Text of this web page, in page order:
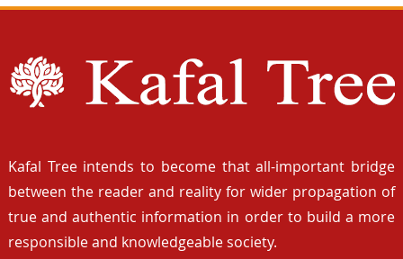
Kafal Tree intends to become that all-important bridge
between the reader and reality for wider propagation of
true and authentic information in order to build a more
responsible and knowledgeable society.